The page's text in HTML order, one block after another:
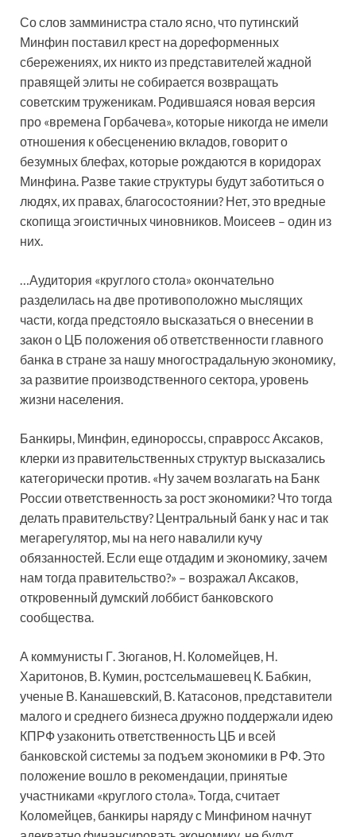
Со слов замминистра стало ясно, что путинский
Минфин поставил крест на дореформенных
сбережениях, их никто из представителей жадной
правящей элиты не собирается возвращать
советским труженикам. Родившаяся новая версия
про «времена Горбачева», которые никогда не имели
отношения к обесценению вкладов, говорит о
безумных блефах, которые рождаются в коридорах
Минфина. Разве такие структуры будут заботиться о
людях, их правах, благосостоянии? Нет, это вредные
скопища эгоистичных чиновников. Моисеев – один из
них.
…Аудитория «круглого стола» окончательно
разделилась на две противоположно мыслящих
части, когда предстояло высказаться о внесении в
закон о ЦБ положения об ответственности главного
банка в стране за нашу многострадальную экономику,
за развитие производственного сектора, уровень
жизни населения.
Банкиры, Минфин, единороссы, справросс Аксаков,
клерки из правительственных структур высказались
категорически против. «Ну зачем возлагать на Банк
России ответственность за рост экономики? Что тогда
делать правительству? Центральный банк у нас и так
мегарегулятор, мы на него навалили кучу
обязанностей. Если еще отдадим и экономику, зачем
нам тогда правительство?» – возражал Аксаков,
откровенный думский лоббист банковского
сообщества.
А коммунисты Г. Зюганов, Н. Коломейцев, Н.
Харитонов, В. Кумин, ростсельмашевец К. Бабкин,
ученые В. Канашевский, В. Катасонов, представители
малого и среднего бизнеса дружно поддержали идею
КПРФ узаконить ответственность ЦБ и всей
банковской системы за подъем экономики в РФ. Это
положение вошло в рекомендации, принятые
участниками «круглого стола». Тогда, считает
Коломейцев, банкиры наряду с Минфином начнут